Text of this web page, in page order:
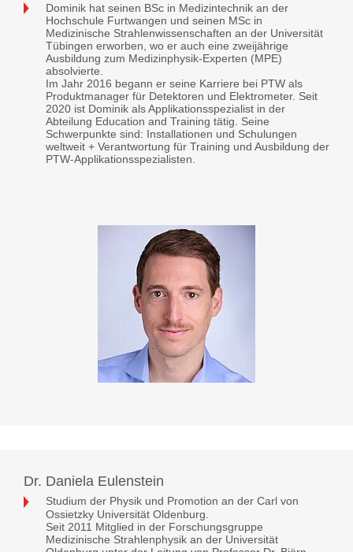
Dominik hat seinen BSc in Medizintechnik an der
Hochschule Furtwangen und seinen MSc in
Medizinische Strahlenwissenschaften an der Universität
Tübingen erworben, wo er auch eine zweijährige
Ausbildung zum Medizinphysik-Experten (MPE)
absolvierte.
Im Jahr 2016 begann er seine Karriere bei PTW als
Produktmanager für Detektoren und Elektrometer. Seit
2020 ist Dominik als Applikationsspezialist in der
Abteilung Education and Training tätig. Seine
Schwerpunkte sind: Installationen und Schulungen
weltweit + Verantwortung für Training und Ausbildung der
PTW-Applikationsspezialisten.
Dr. Daniela Eulenstein
Studium der Physik und Promotion an der Carl von
Ossietzky Universität Oldenburg.
Seit 2011 Mitglied in der Forschungsgruppe
Medizinische Strahlenphysik an der Universität